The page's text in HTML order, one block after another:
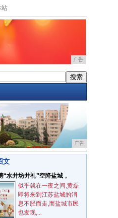
站
广告
技，让日常·夏日“冰爽秘籍”被破解？舒适红
广告
文
“水井坊井礼”空降盐城，
似乎就在一夜之间,黄磊
即将来到江苏盐城的消
息不胫而走,而盐城市民
也发现,...